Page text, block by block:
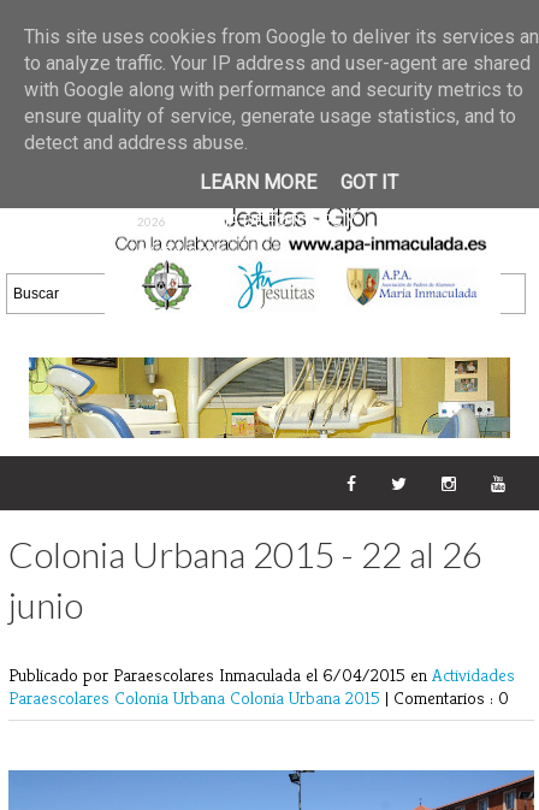
02 jun 2026
GALERIA DE FOTOS
30/05/2026
25 may 2026
GALERIA
DE FOTOS 23/05/2026
20 may
2026
GALERIA DE FOTOS
16/05/2026
DE FOTOS 09/05/2026
28 abr
2026
GALERIA DE FOTOS 25 Y
26/04/2026
Colonia Urbana 2015 - 22 al 26
junio
Publicado por Paraescolares Inmaculada el 6/04/2015 en Actividades
Paraescolares Colonia Urbana Colonia Urbana 2015 | Comentarios : 0
This site uses cookies from Google to deliver its services
to analyze traffic. Your IP address and user-agent are shared
with Google along with performance and security metrics to
ensure quality of service, generate usage statistics, and to
detect and address abuse.
LEARN MORE
GOT IT